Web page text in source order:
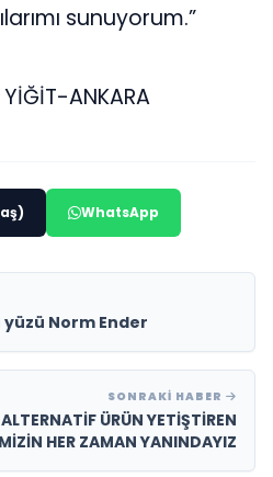
sunuyorum.”
YİĞİT-ANKARA
WhatsApp
Norm Ender
SONRAKI HABER
ÜRÜN YETİŞTİREN
HER ZAMAN YANINDAYIZ